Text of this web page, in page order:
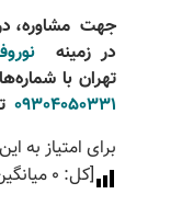
جهتمشاوره،
در زمینه
تهران با شماره‌های 8-02166570947 و یا
09304050331
برای امتیاز به
[کل:0